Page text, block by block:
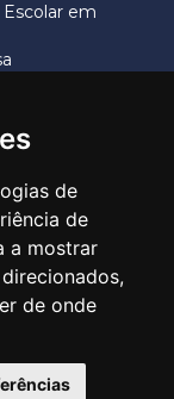
de
de
a mostrar
de onde
em
SP CEP 07113-040
7300